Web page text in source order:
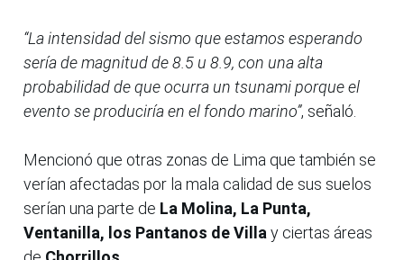
“La intensidad del sismo que estamos esperando
sería de magnitud de 8.5 u 8.9, con una alta
probabilidad de que ocurra un tsunami porque el
evento se produciría en el fondo marino”, señaló.
Mencionó que otras zonas de Lima que también se
verían afectadas por la mala calidad de sus suelos
serían una parte de La Molina, La Punta,
Ventanilla, los Pantanos de Villa y ciertas áreas